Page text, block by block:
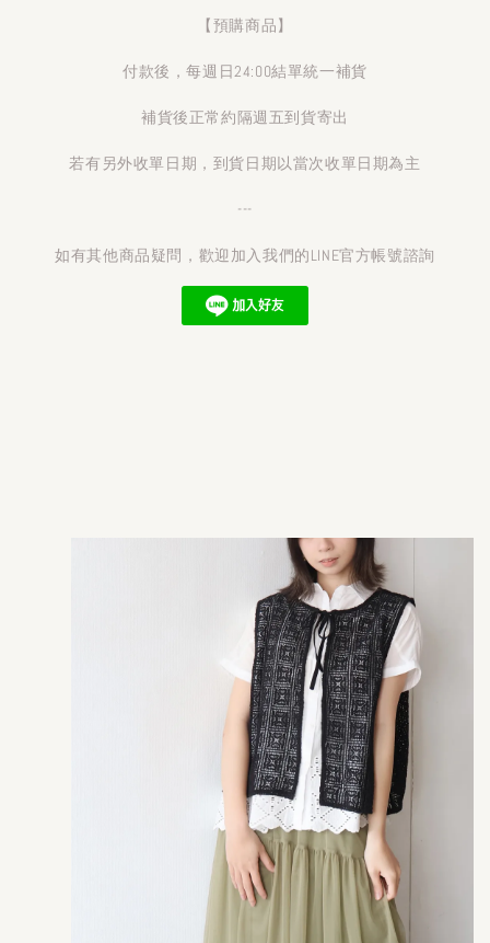
【預購商品】
付款後，每週日24:00結單統一補貨
補貨後正常約隔週五到貨寄出
若有另外收單日期，到貨日期以當次收單日期為主
---
如有其他商品疑問，歡迎加入我們的LINE官方帳號諮詢